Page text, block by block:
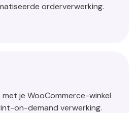
orderverwerking.
je WooCommerce-winkel
on-demand verwerking.